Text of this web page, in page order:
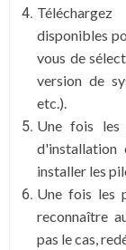
disponibles
vous de
version de
etc.).
Une fois les
d'installation
installer les
Une fois les
reconnaître
pas le cas,